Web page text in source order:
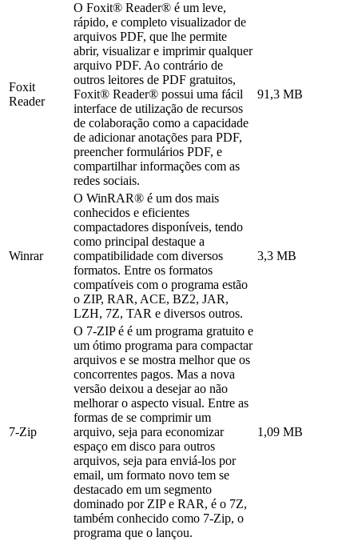
Foxit
Reader
O Foxit® Reader® é um leve,
rápido, e completo visualizador de
arquivos PDF, que lhe permite
abrir, visualizar e imprimir qualquer
arquivo PDF. Ao contrário de
outros leitores de PDF gratuitos,
Foxit® Reader® possui uma fácil
interface de utilização de recursos
de colaboração como a capacidade
de adicionar anotações para PDF,
preencher formulários PDF, e
compartilhar informações com as
redes sociais.
91,3 MB
Winrar
O WinRAR® é um dos mais
conhecidos e eficientes
compactadores disponíveis, tendo
como principal destaque a
compatibilidade com diversos
formatos. Entre os formatos
compatíveis com o programa estão
o ZIP, RAR, ACE, BZ2, JAR,
LZH, 7Z, TAR e diversos outros.
3,3 MB
7-Zip
O 7-ZIP é é um programa gratuito e
um ótimo programa para compactar
arquivos e se mostra melhor que os
concorrentes pagos. Mas a nova
versão deixou a desejar ao não
melhorar o aspecto visual. Entre as
formas de se comprimir um
arquivo, seja para economizar
espaço em disco para outros
arquivos, seja para enviá-los por
email, um formato novo tem se
destacado em um segmento
dominado por ZIP e RAR, é o 7Z,
também conhecido como 7-Zip, o
programa que o lançou.
1,09 MB